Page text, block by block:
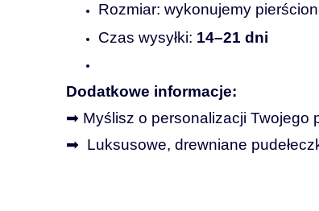
Rozmiar: wykonujemy
Czas wysyłki: 14–21 dni
Dodatkowe informacje:
➡ Myślisz o personalizacji Twojego
➡ Luksusowe, drewniane